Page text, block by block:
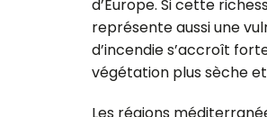
d’Europe. Si cette
représente aussi une
d’incendie s’accroît
végétation plus sèche
Les régions